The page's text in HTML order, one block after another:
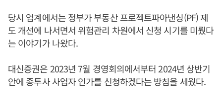
당시 업계에서는 정부가 부동산 프로젝트파아낸싱(PF) 제
도 개선에 나서면서 위험관리 차원에서 신청 시기를 미뤘다
는 이야기가 나왔다.
대신증권은 2023년 7월 경영회의에서부터 2024년 상반기
안에 종투사 사업자 인가를 신청하겠다는 방침을 세웠다.